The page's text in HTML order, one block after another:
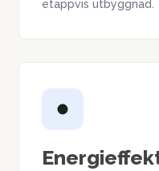
etappvis utbyggnad.